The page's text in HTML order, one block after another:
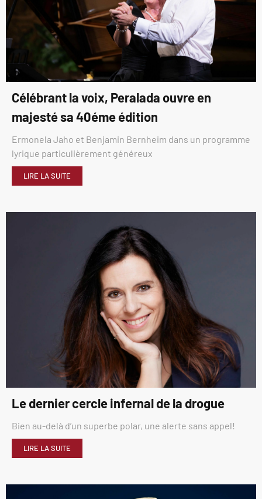
Célébrant la voix, Peralada ouvre en
majesté sa 40éme édition
Ermonela Jaho et Benjamin Bernheim dans un programme
lyrique particulièrement généreux
LIRE LA SUITE
Le dernier cercle infernal de la drogue
Bien au-delà d’un superbe polar, une alerte sans appel!
LIRE LA SUITE